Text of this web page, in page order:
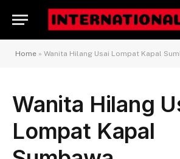
Home » Wanita Hilang Usai Lompat Kapal
Wanita Hilang
Lompat Kapal